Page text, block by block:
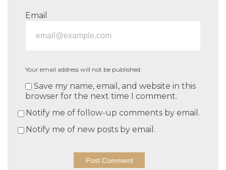
Email
Your email address will not be published.
Save my name, email, and website in this
browser for the next time I comment.
Notify me of follow-up comments by email.
Notify me of new posts by email.